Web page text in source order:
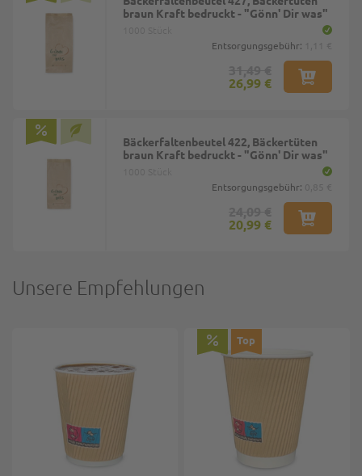
braun Kraft bedruckt - "Gönn' Dir was"
Entsorgungsgebühr:
26,99 €
Bäckerfaltenbeutel 422, Bäckertüten
braun Kraft bedruckt - "Gönn' Dir was"
Entsorgungsgebühr:
20,99 €
Unsere Empfehlungen
Top